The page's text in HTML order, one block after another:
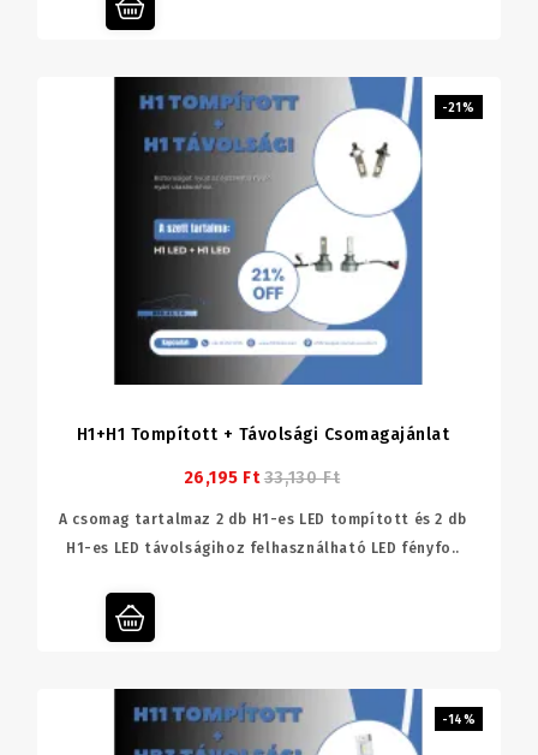
-21%
H1+H1 Tompított + Távolsági Csomagajánlat
26,195 Ft 33,130 Ft
A csomag tartalmaz 2 db H1-es LED tompított és 2 db
H1-es LED távolságihoz felhasználható LED fényfo..
-14%